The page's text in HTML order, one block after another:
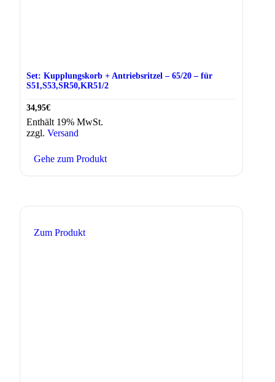
Set: Kupplungskorb + Antriebsritzel – 65/20 – für
S51,S53,SR50,KR51/2
34,95€
Enthält 19% MwSt.
zzgl. Versand
Gehe zum Produkt
Zum Produkt